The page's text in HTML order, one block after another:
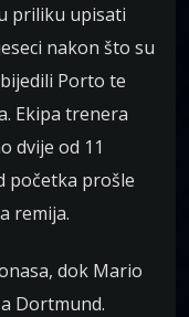
priliku upisati
nakon što su
Porto te
Ekipa trenera
dvije od 11
početka prošle
remija.
dok Mario
Dortmund.